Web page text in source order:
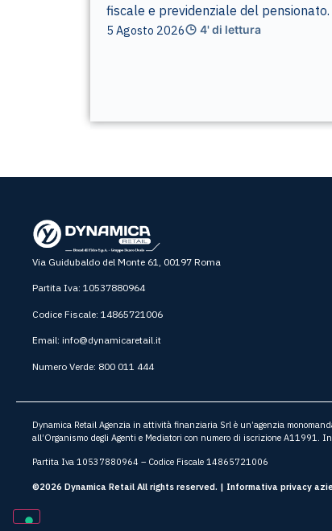
fiscale e previdenziale del pensionato.
5 Agosto 2026 4' di lettura
Via Guidubaldo del Monte 61, 00197 Roma
Partita Iva: 10537880964
Codice Fiscale: 14865721006
Email: info@dynamicaretail.it
Numero Verde: 800 011 444
Dynamica Retail Agenzia in attività finanziaria Srl è un’agenzia
all’Organismo degli Agenti e Mediatori con numero di iscrizione A11991.
Partita Iva 10537880964 – Codice Fiscale 14865721006
©2026 Dynamica Retail All rights reserved. | Informativa privacy